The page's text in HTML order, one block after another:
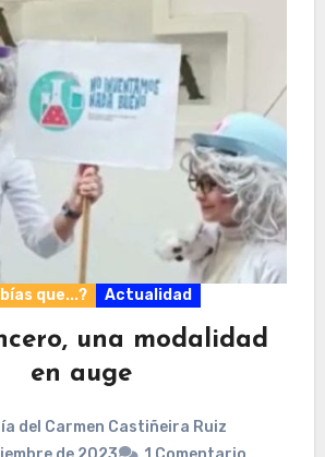
que...? Actualidad
una modalidad
en auge
del Carmen Castiñeira Ruiz